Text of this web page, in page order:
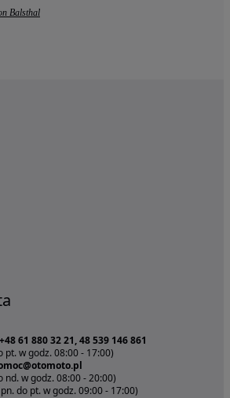
Balsthal
61 880 32 21, 48 539 146 861
pt. w godz. 08:00 - 17:00)
nd. w godz. 08:00 - 20:00)
do pt. w godz. 09:00 - 17:00)